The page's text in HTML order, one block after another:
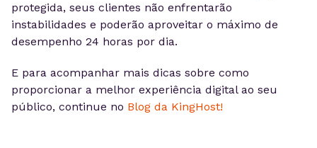
protegida, seus clientes não enfrentarão
instabilidades e poderão aproveitar o máximo de
desempenho 24 horas por dia.
E para acompanhar mais dicas sobre como
proporcionar a melhor experiência digital ao seu
público, continue no Blog da KingHost!